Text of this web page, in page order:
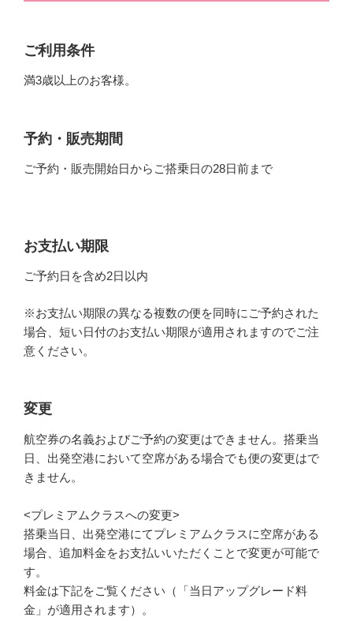
ご利用条件
満3歳以上のお客様。
予約・販売期間
ご予約・販売開始日からご搭乗日の28日前まで
お支払い期限
ご予約日を含め2日以内
※お支払い期限の異なる複数の便を同時にご予約された
場合、短い日付のお支払い期限が適用されますのでご注
意ください。
変更
航空券の名義およびご予約の変更はできません。搭乗当
日、出発空港において空席がある場合でも便の変更はで
きません。
<プレミアムクラスへの変更>
搭乗当日、出発空港にてプレミアムクラスに空席がある
場合、追加料金をお支払いいただくことで変更が可能で
す。
料金は下記をご覧ください（「当日アップグレード料
金」が適用されます）。